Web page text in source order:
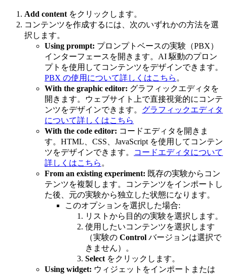
Add contentをクリックします。
コンテンツを作成するには、次のいずれかの方法を選
択します。
Using prompt: プロンプトベースの実験（PBX）
インターフェースを開きます。AI 駆動のプロン
プトを使用してコンテンツをデザインできます。
PBX の使用について詳しくはこちら。
With the graphic editor: グラフィックエディタを
開きます。ウェブサイト上で直接視覚的にコンテ
ンツをデザインできます。 グラフィックエディタ
について詳しくはこちら
With the code editor: コードエディタを開きま
す。HTML、CSS、JavaScript を使用してコンテン
ツをデザインできます。
コードエディタについて
詳しくはこちら。
From an existing experiment: 既存の実験からコン
テンツを複製します。コンテンツをインポートし
た後、元の実験から独立した状態になります。
このオプションを選択した場合:
リストから目的の実験を選択します。
使用したいコンテンツを選択します
（実験の Control バージョンは選択で
きません）。
Selectをクリックします。
Using widget: ウィジェットをインポートまたは